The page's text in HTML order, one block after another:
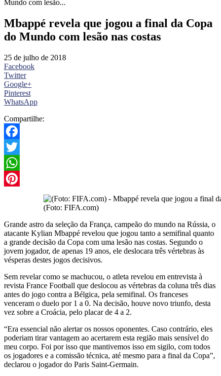
Mundo com lesão...
Mbappé revela que jogou a final da Copa
do Mundo com lesão nas costas
25 de julho de 2018
Facebook
Twitter
Google+
Pinterest
WhatsApp
Compartilhe:
Facebook
Twitter
WhatsApp
(Foto: FIFA.com)
Grande astro da seleção da França, campeão do mundo na Rússia, o
atacante Kylian Mbappé revelou que jogou tanto a semifinal quanto
a grande decisão da Copa com uma lesão nas costas. Segundo o
jovem jogador, de apenas 19 anos, ele deslocara três vértebras às
vésperas destes jogos decisivos.
Sem revelar como se machucou, o atleta revelou em entrevista à
revista France Football que deslocou as vértebras da coluna três dias
antes do jogo contra a Bélgica, pela semifinal. Os franceses
venceram o duelo por 1 a 0. Na decisão, houve novo triunfo, desta
vez sobre a Croácia, pelo placar de 4 a 2.
“Era essencial não alertar os nossos oponentes. Caso contrário, eles
poderiam tirar vantagem ao acertarem esta região mais sensível do
meu corpo. Foi por isso que mantivemos isso em sigilo, com todos
os jogadores e a comissão técnica, até mesmo para a final da Copa”,
declarou o jogador do Paris Saint-Germain.